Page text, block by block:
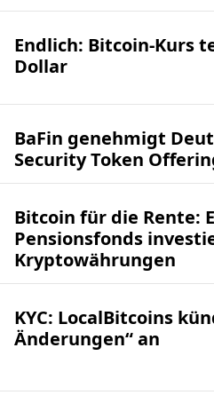
Endlich: Bitcoin-Kurs
Dollar
BaFin genehmigt
Security Token
Bitcoin für die Rente:
Pensionsfonds
Kryptowährungen
KYC: LocalBitcoins
Änderungen“ an